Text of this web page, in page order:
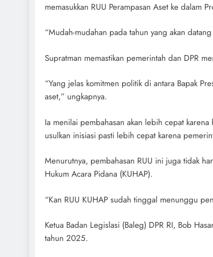
memasukkan RUU Perampasan Aset ke
“Mudah-mudahan pada tahun yang akan
Supratman memastikan pemerintah dan DPR
“Yang jelas komitmen politik di antara Bapak
aset,” ungkapnya.
Ia menilai pembahasan akan lebih cepat
usulkan inisiasi pasti lebih cepat karena
Menurutnya, pembahasan RUU ini juga tidak
Hukum Acara Pidana (KUHAP).
“Kan RUU KUHAP sudah tinggal menunggu
Ketua Badan Legislasi (Baleg) DPR RI, Bob
tahun 2025.